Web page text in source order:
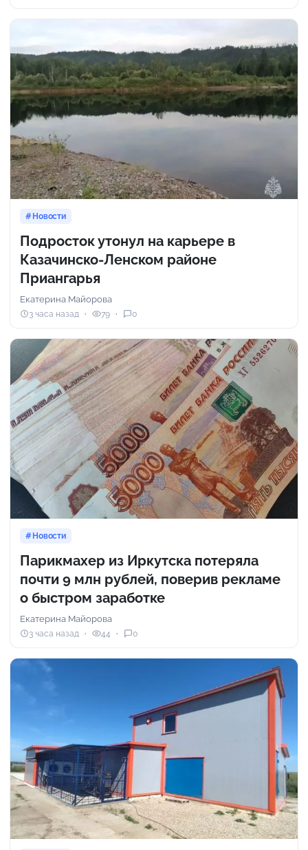
Новости
Подросток утонул на карьере в
Казачинско-Ленском районе
Приангарья
Екатерина Майорова
3 часа назад 79 0
Новости
Парикмахер из Иркутска потеряла
почти 9 млн рублей, поверив рекламе
о быстром заработке
Екатерина Майорова
3 часа назад 44 0